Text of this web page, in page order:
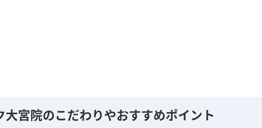
大宮院のこだわりやおすすめポイント